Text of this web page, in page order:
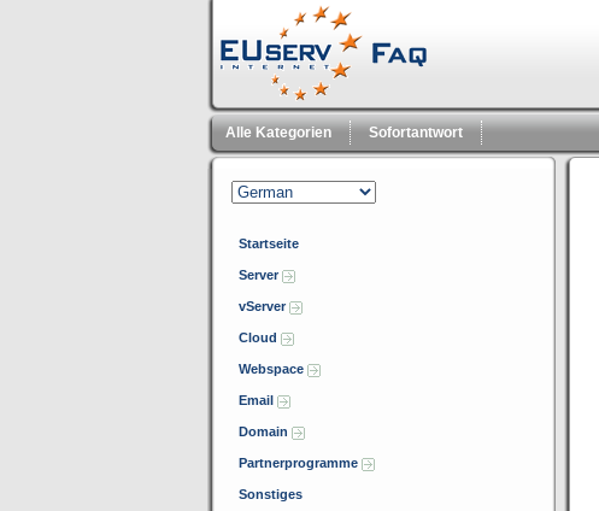
Alle Kategorien Sofortantwort
Startseite
Server
vServer
Cloud
Webspace
Email
Domain
Partnerprogramme
Sonstiges